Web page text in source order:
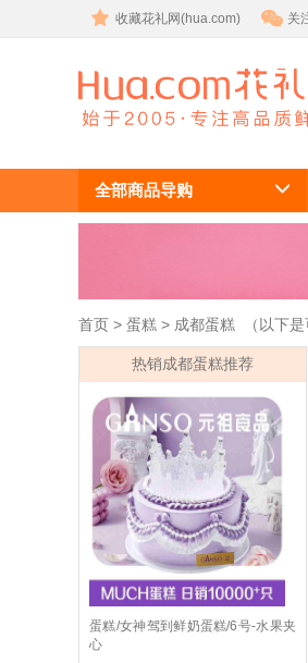
收藏花礼网(hua.com) 关
成都生日蛋
全部商品导购
首页 > 蛋糕 > 成都蛋糕 （以下是
热销成都蛋糕推荐
蛋糕/女神驾到鲜奶蛋糕/6号-水果夹
心